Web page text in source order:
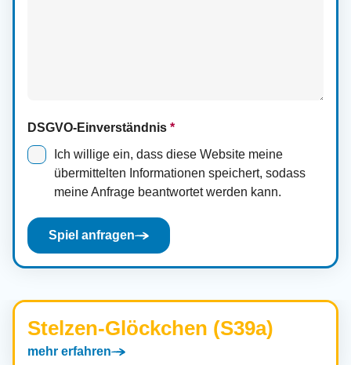
DSGVO-Einverständnis *
Ich willige ein, dass diese Website meine
übermittelten Informationen speichert, sodass
meine Anfrage beantwortet werden kann.
Spiel anfragen
Stelzen-Glöckchen (S39a)
mehr erfahren